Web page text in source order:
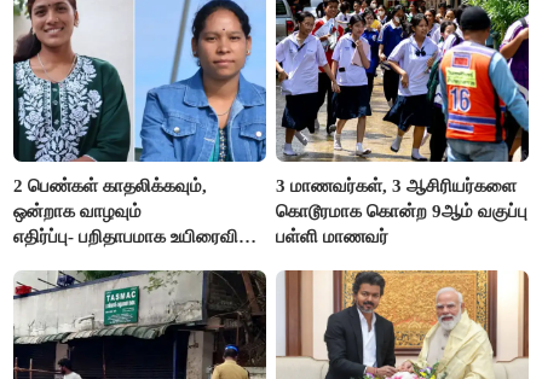
2 பெண்கள் காதலிக்கவும்,
ஒன்றாக வாழவும்
எதிர்ப்பு- பறிதாபமாக உயிரைவிட்ட
3 மாணவர்கள், 3 ஆசிரியர்களை
கொடூரமாக கொன்ற 9ஆம் வகுப்பு
பள்ளி மாணவர்